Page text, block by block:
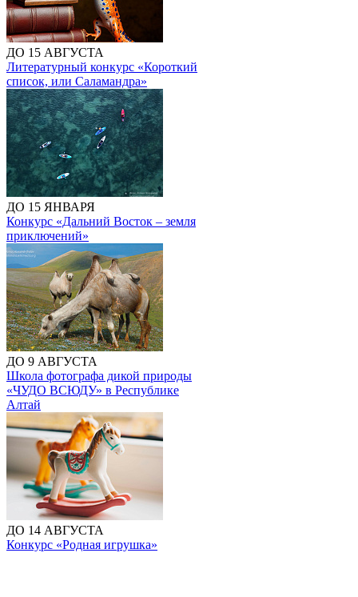
ДО 15 АВГУСТА
Литературный конкурс «Короткий
список, или Саламандра»
ДО 15 ЯНВАРЯ
Конкурс «Дальний Восток – земля
приключений»
ДО 9 АВГУСТА
Школа фотографа дикой природы
«ЧУДО ВСЮДУ» в Республике
Алтай
ДО 14 АВГУСТА
Конкурс «Родная игрушка»